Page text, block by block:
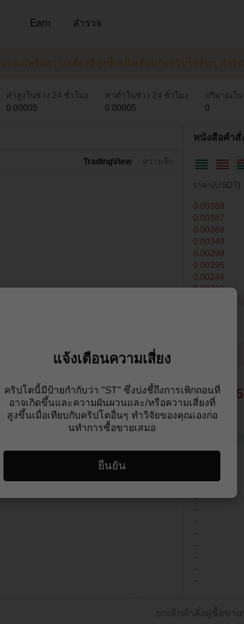
Earn สํารวจ
ละ/หรือความเสี่ยงที่สูงขึ้นเมื่อเทียบกับคริปโตอื่นๆ ทําวิ
ค่าสูงในช่วง 24 ชั่วโมง
0.00005
ค่าต่ำในช่วง 24 ชั่วโมง
0.00005
ปริมาณใน
0
TradingView ความลึก
หนังสือคำสั่
ราคา(USDT)
0.00388
0.00387
0.00369
0.00349
0.00299
0.00295
0.00246
0.00232
0.00005
0.00005
--
--
--
--
--
--
--
--
--
ยกเลิกคำสั่งคู่ซื้อขา
แจ้งเตือนความเสี่ยง
คริปโตนี้มีป้ายกํากับว่า "ST" ซึ่งบ่งชี้ถึงการเพิกถอนที่
อาจเกิดขึ้นและความผันผวนและ/หรือความเสี่ยงที่
สูงขึ้นเมื่อเทียบกับคริปโตอื่นๆ ทําวิจัยของคุณเองก่อ
นทําการซื้อขายเสมอ
ยืนยัน